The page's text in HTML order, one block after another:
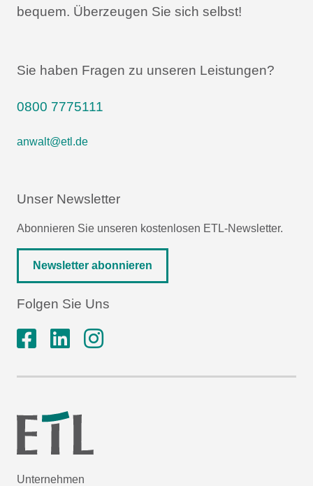
bequem. Überzeugen Sie sich selbst!
Sie haben Fragen zu unseren Leistungen?
0800 7775111
anwalt@etl.de
Unser Newsletter
Abonnieren Sie unseren kostenlosen ETL-Newsletter.
Newsletter abonnieren
Folgen Sie Uns
Unternehmen